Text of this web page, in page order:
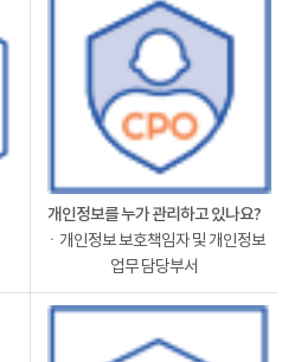
개인정보를 누가 관리하고 있나요?
ㆍ개인정보 보호책임자 및 개인정보
업무 담당부서